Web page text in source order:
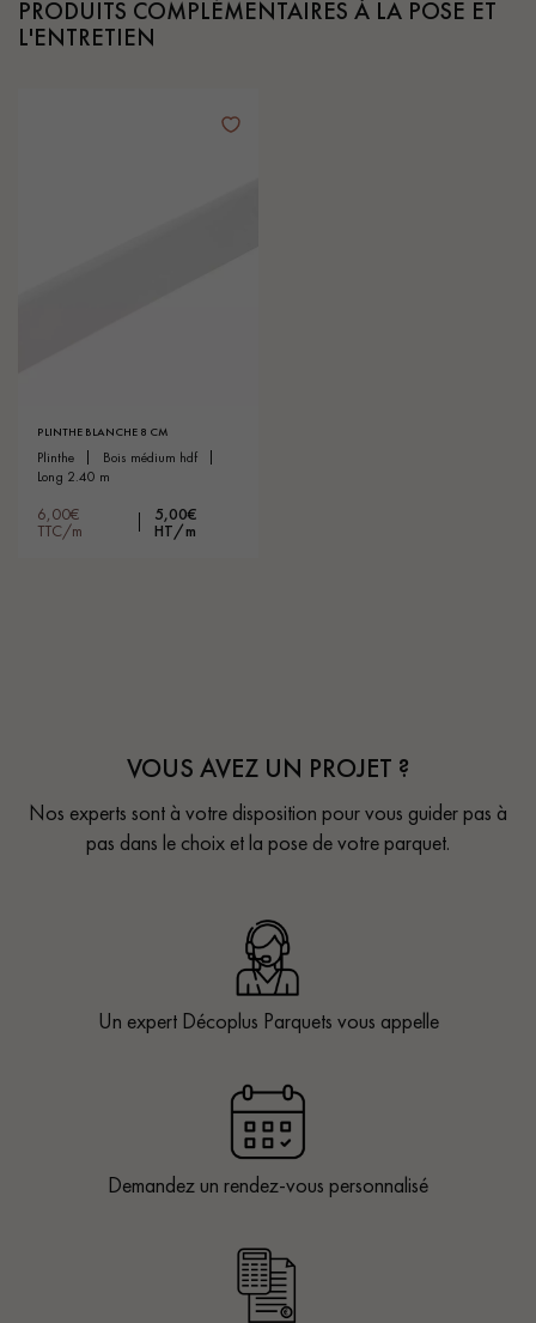
PRODUITS COMPLÉMENTAIRES À LA POSE ET
L'ENTRETIEN
PLINTHE BLANCHE 8 CM
plinthe
bois médium hdf
long 2.40 m
6,00€
TTC/m
5,00€
HT/m
VOUS AVEZ UN PROJET ?
Nos experts sont à votre disposition pour vous guider pas à
pas dans le choix et la pose de votre parquet.
Un expert Décoplus Parquets vous appelle
Demandez un rendez-vous personnalisé